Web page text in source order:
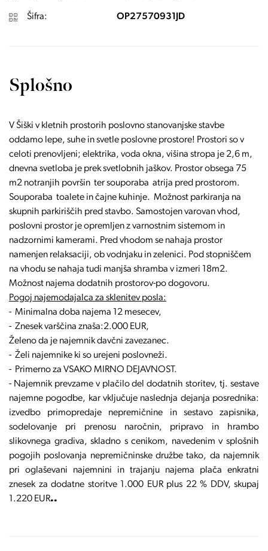
Šifra: OP27570931JD
Splošno
V Šiški v kletnih prostorih poslovno stanovanjske stavbe
oddamo lepe, suhe in svetle poslovne prostore! Prostori so v
celoti prenovljeni; elektrika, voda okna, višina stropa je 2,6 m,
dnevna svetloba je prek svetlobnih jaškov. Prostor obsega 75
m2 notranjih površin ter souporaba atrija pred prostorom.
Souporaba toalete in čajne kuhinje. Možnost parkiranja na
skupnih parkiriščih pred stavbo. Samostojen varovan vhod,
poslovni prostor je opremljen z varnostnim sistemom in
nadzornimi kamerami. Pred vhodom se nahaja prostor
namenjen relaksaciji, ob vodnjaku in zelenici. Pod stopniščem
na vhodu se nahaja tudi manjša shramba v izmeri 18m2.
Možnost najema dodatnih prostorov-po dogovoru.
Pogoj najemodajalca za sklenitev posla:
- Minimalna doba najema 12 mesecev,
- Znesek varščina znaša:2.000 EUR,
Želeno da je najemnik davčni zavezanec.
- Želi najemnike ki so urejeni poslovneži.
- Primerno za VSAKO MIRNO DEJAVNOST.
- Najemnik prevzame v plačilo del dodatnih storitev, tj. sestave
najemne pogodbe, kar vključuje naslednja dejanja posrednika:
izvedbo primopredaje nepremičnine in sestavo zapisnika,
sodelovanje pri prenosu naročnin, pripravo in hrambo
slikovnega gradiva, skladno s cenikom, navedenim v splošnih
pogojih poslovanja nepremičninske družbe tako, da najemnik
pri oglaševani najemnini in trajanju najema plača enkratni
znesek za dodatne storitve 1.000 EUR plus 22 % DDV, skupaj
1.220 EUR..